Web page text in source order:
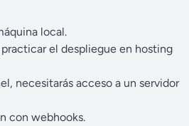
local.
el despliegue en hosting
necesitarás acceso a un servidor
con webhooks.